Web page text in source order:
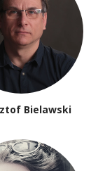
Bielawski